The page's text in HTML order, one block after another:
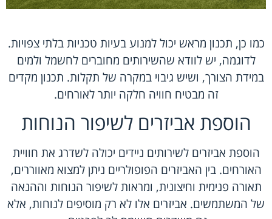
כמו כן, תכנון מראש יכול למנוע בעיות טכניות בלתי צפויות.
לדוגמה, יש לוודא שהשירותים מחוברים לחשמל ולמים
במידת הצורך, ושיש גיבוי במקרה של תקלות. תכנון מקדים
זה מבטיח חוויה חלקה יותר לאורחים.
הוספת אביזרים לשיפור הנוחות
הוספת אביזרים לשירותים ניידים יכולה לשדרג את חוויית
האורחים. בין האביזרים הפופולריים ניתן למצוא מאווררים,
תאורה פנימית וחיצונית, ומראות לשיפור הנוחות וההנאה
של המשתמשים. אביזרים אלו לא רק מוסיפים לנוחות, אלא